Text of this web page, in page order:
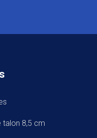
8,5 cm